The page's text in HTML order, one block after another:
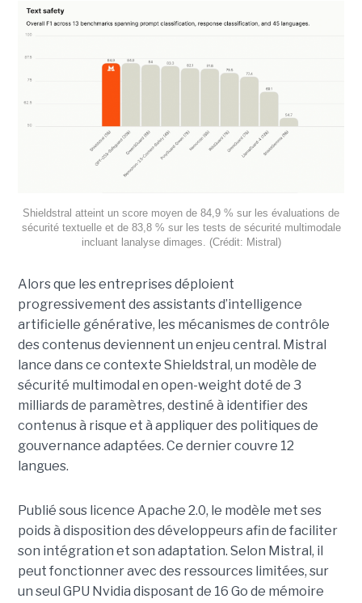
Shieldstral atteint un score moyen de 84,9 % sur les évaluations de
sécurité textuelle et de 83,8 % sur les tests de sécurité multimodale
incluant lanalyse dimages. (Crédit: Mistral)
Alors que les entreprises déploient
progressivement des assistants d’intelligence
artificielle générative, les mécanismes de contrôle
des contenus deviennent un enjeu central. Mistral
lance dans ce contexte Shieldstral, un modèle de
sécurité multimodal en open-weight doté de 3
milliards de paramètres, destiné à identifier des
contenus à risque et à appliquer des politiques de
gouvernance adaptées. Ce derniercouvre 12
langues.
Publié sous licence Apache 2.0, le modèle met ses
poids à disposition des développeurs afin de faciliter
son intégration et son adaptation. Selon Mistral, il
peut fonctionner avec des ressources limitées, sur
un seul GPU Nvidia disposant de 16 Go de mémoire